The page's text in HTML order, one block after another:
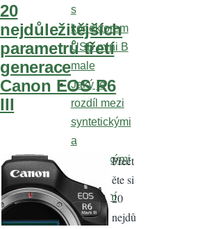
20
nejdůležitějších
parametrů třetí
generace
Canon EOS R6
III
Přečt
ěte si
20
nejdů
s
konektorem
USB mini B
male
Jaký je
rozdíl mezi
syntetickými
a
organickými
vaty?
Manuální
objektiv